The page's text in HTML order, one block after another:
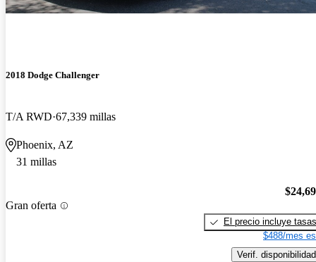
2018 Dodge Challenger
T/A RWD 67,339 millas
Phoenix, AZ
31 millas
Gran oferta
El precio incluye tasas
$488/mes
Verif. disponibilidad